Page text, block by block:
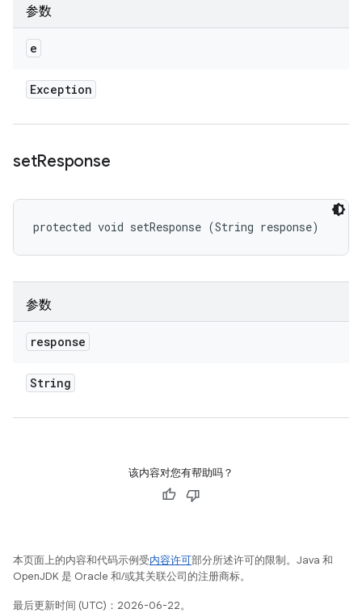
参数
e
Exception
setResponse
protected void setResponse (String response)
参数
response
String
该内容对您有帮助吗？
本页面上的内容和代码示例受内容许可部分所述许可的限制。Java 和
OpenJDK 是 Oracle 和/或其关联公司的注册商标。
最后更新时间 (UTC)：2026-06-22。